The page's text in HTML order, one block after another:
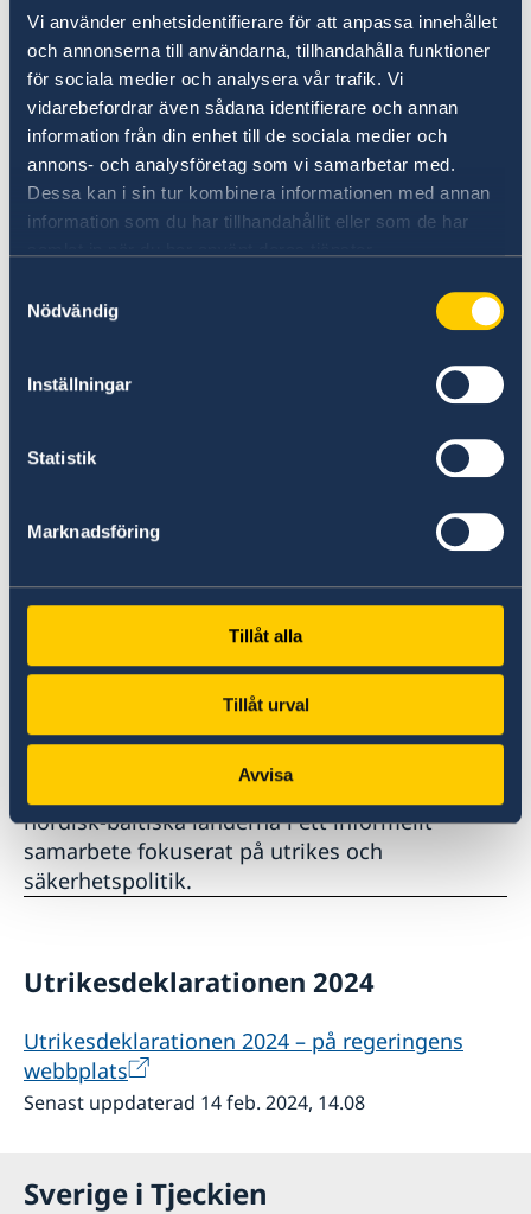
Vi använder enhetsidentifierare för att anpassa innehållet
och annonserna till användarna, tillhandahålla funktioner
för sociala medier och analysera vår trafik. Vi
vidarebefordrar även sådana identifierare och annan
information från din enhet till de sociala medier och
annons- och analysföretag som vi samarbetar med.
Dessa kan i sin tur kombinera informationen med annan
information som du har tillhandahållit eller som de har
Nödvändig
Inställningar
Statistik
Marknadsföring
Tillåt alla
Tillåt urval
Avvisa
Fortsatt starkt stöd till Ukraina
Sedan Rysslands storskaliga invasion av
Ukraina i februari 2022 har det svenska stödet
till Ukraina uppgått till cirka 30 miljarder
kronor. Sverige har försett Ukraina med bland
annat militärt stöd, avancerade vapensystem,
och humanitärt och finansiellt stöd. Sverige
Sveriges medlemskap i Nato
Det kommande medlemskapet i Nato innebär
en ny svensk utrikes- och säkerhetspolitisk
medlem i Nato. Med Sverige i Nato kommer
Sverige bli säkrare och Nato starkare. Vi
kommer vara en pålitlig, solidarisk och
engagerad Natoallierad, säger Tobias Billström.
Fördjupat samarbete i närområdet
Under 2024 är Sverige ordförande i Nordiska
ministerrådet och leder även arbetet i N5 och
NB8, som samlar de fem nordiska och de åtta
nordisk-baltiska länderna i ett informellt
samarbete fokuserat på utrikes och
säkerhetspolitik.
Utrikesdeklarationen 2024
Utrikesdeklarationen 2024 – på regeringens
webbplats
Senast uppdaterad 14 feb. 2024, 14.08
Sverige i Tjeckien